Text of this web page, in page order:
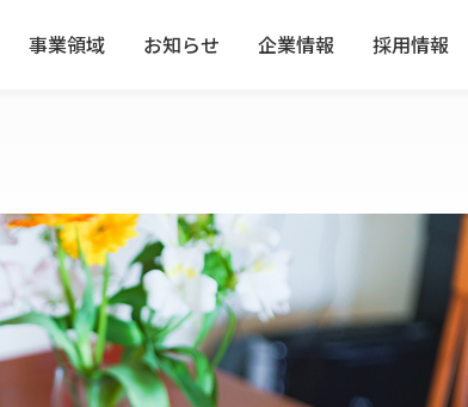
事業領域 お知らせ 企業情報 採用情報